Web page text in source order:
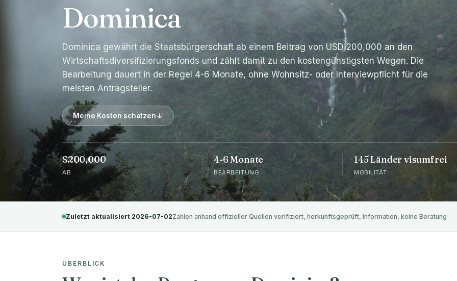
Dominica
Dominica gewährt die Staatsbürgerschaft ab einem Beitrag von USD 200,000 an den
Wirtschaftsdiversifizierungsfonds und zählt damit zu den kostengünstigsten Wegen. Die
Bearbeitung dauert in der Regel 4-6 Monate, ohne Wohnsitz- oder Interviewpflicht für die
meisten Antragsteller.
Meine Kosten schätzen
$200,000
AB
4-6 Monate
BEARBEITUNG
145 Länder visumfrei
MOBILITÄT
Zuletzt aktualisiert 2026-07-02Zahlen anhand offizieller Quellen verifiziert, herkunftsgeprüft, Information, keine Beratung
ÜBERBLICK